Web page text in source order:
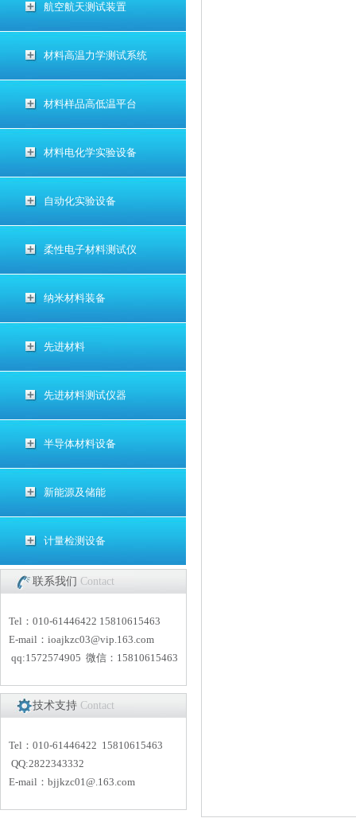
航空航天测试装置
材料高温力学测试系统
材料样品高低温平台
材料电化学实验设备
自动化实验设备
柔性电子材料测试仪
纳米材料装备
先进材料
先进材料测试仪器
半导体材料设备
新能源及储能
计量检测设备
联系我们 Contact
Tel：010-61446422 15810615463
E-mail： ioajkzc03@vip.163.com
qq:1572574905 微信：15810615463
技术支持 Contact
Tel：010-61446422 15810615463
QQ:2822343332
E-mail： bjjkzc01@.163.com